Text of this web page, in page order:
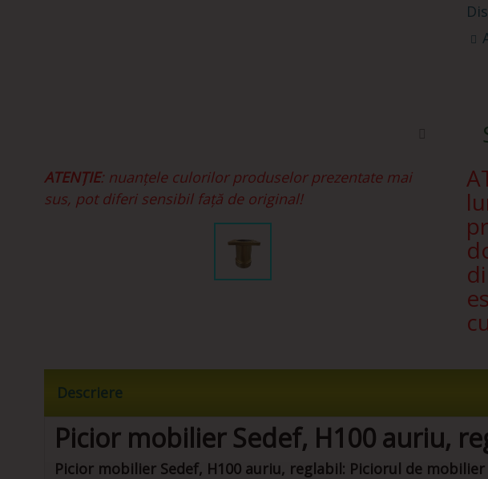
ATENȚIE: nuanțele culorilor produselor prezentate mai
sus, pot diferi sensibil față de original!
Descriere
Picior mobilier Sedef, H100 auriu,
Picior mobilier Sedef, H100 auriu, reglabil: Piciorul de mobilier